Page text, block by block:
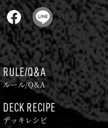
F
a
c
e
b
o
k
L
I
N
E
RULE/Q&A
ルール/Q&A
DECK RECIPE
デッキレシピ